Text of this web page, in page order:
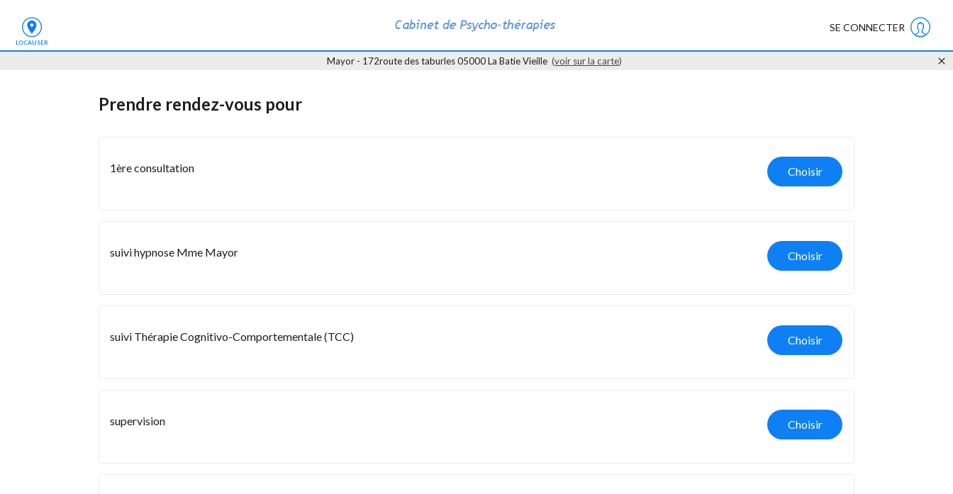
LOCALISER
SE CONNECTER
Mayor - 172route des taburles 05000 La Batie Vieille (voir sur la carte)
Prendre rendez-vous pour
Choisir
1ère consultation
Choisir
suivi hypnose Mme Mayor
Choisir
suivi Thérapie Cognitivo-Comportementale (TCC)
Choisir
supervision